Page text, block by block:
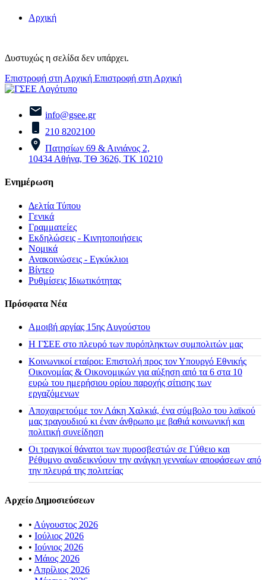
Αρχική
Δυστυχώς η σελίδα δεν υπάρχει.
Επιστροφή στη Αρχική Επιστροφή στη Αρχική
info@gsee.gr
210 8202100
Πατησίων 69 & Αινιάνος 2,
10434 Αθήνα, ΤΘ 3626, ΤΚ 10210
Ενημέρωση
Δελτία Τύπου
Γενικά
Γραμματείες
Εκδηλώσεις - Κινητοποιήσεις
Νομικά
Ανακοινώσεις - Εγκύκλιοι
Βίντεο
Ρυθμίσεις Ιδιωτικότητας
Πρόσφατα Νέα
Αμοιβή αργίας 15ης Αυγούστου
H ΓΣΕΕ στο πλευρό των πυρόπληκτων συμπολιτών μας
Κοινωνικοί εταίροι: Επιστολή προς τον Υπουργό Εθνικής
Οικονομίας & Οικονομικών για αύξηση από τα 6 στα 10
ευρώ του ημερήσιου ορίου παροχής σίτισης των
εργαζόμενων
Αποχαιρετούμε τον Λάκη Χαλκιά, ένα σύμβολο του λαϊκού
μας τραγουδιού κι έναν άνθρωπο με βαθιά κοινωνική και
πολιτική συνείδηση
Οι τραγικοί θάνατοι των πυροσβεστών σε Γύθειο και
Ρέθυμνο αναδεικνύουν την ανάγκη γενναίων αποφάσεων από
την πλευρά της πολιτείας
Αρχείο Δημοσιεύσεων
• Αύγουστος 2026
• Ιούλιος 2026
• Ιούνιος 2026
• Μάιος 2026
• Απρίλιος 2026